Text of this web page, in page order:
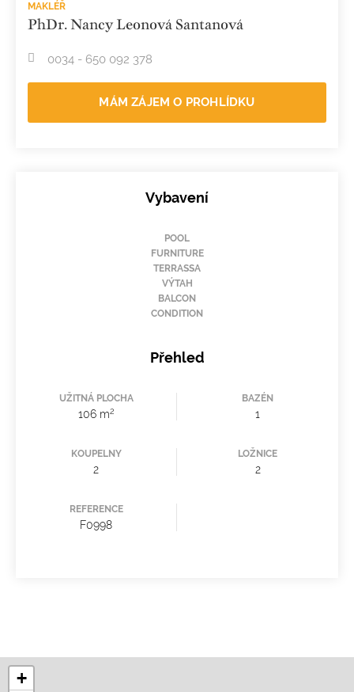
MAKLÉŘ
PhDr. Nancy Leonová Santanová
0034 - 650 092 378
MÁM ZÁJEM O PROHLÍDKU
Vybavení
POOL
FURNITURE
TERRASSA
VÝTAH
BALCON
CONDITION
Přehled
UŽITNÁ PLOCHA
106 m2
BAZÉN
1
KOUPELNY
2
LOŽNICE
2
REFERENCE
F0998
+